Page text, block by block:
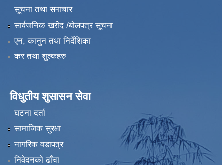
सूचना तथा समाचार
सार्वजनिक खरीद /बोलपत्र सूचना
एन, कानुन तथा निर्देशिका
कर तथा शुल्कहरु
विधुतीय शुसासन सेवा
घटना दर्ता
सामाजिक सुरक्षा
नागरिक वडापत्र
निवेदनको ढाँचा